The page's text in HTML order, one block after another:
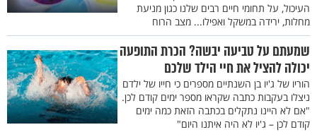
העיכול, על תחומי חיים רבים שלנו כגון מניעת
מחלות, ירידה במשקל ואפילו... מצב הרוח
שמעתם על טביעה יבשה? הכרת התופעה
יכולה להציל את חיי הילד שלכם
הוריו של ג'יו בן השנתיים מספרים כי חייו של ילדם
ניצלו בעקבות כתבה שקראו מספר ימים קודם לכן.
"אם לא היינו נתקלים בכתבה הזאת כמה ימים
קודם לכן – ג'יו לא היה איתנו היום"